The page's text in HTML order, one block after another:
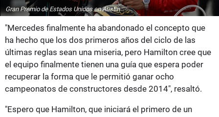
Gran Premio de Estados Unidos en Austin
"Mercedes finalmente ha abandonado el concepto que
ha hecho que los dos primeros años del ciclo de las
últimas reglas sean una miseria, pero Hamilton cree que
el equipo finalmente tienen una guía que espera poder
recuperar la forma que le permitió ganar ocho
campeonatos de constructores desde 2014", resaltó.
"Espero que Hamilton, que iniciará el primero de un